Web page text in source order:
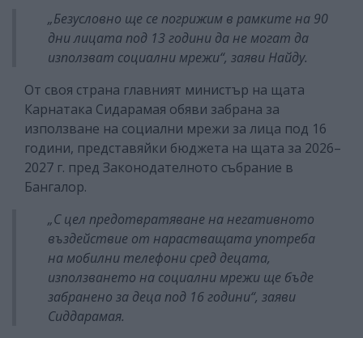
„Безусловно ще се погрижим в рамките на 90
дни лицата под 13 години да не могат да
използват социални мрежи“, заяви Найду.
От своя страна главният министър на щата
Карнатака Сидарамая обяви забрана за
използване на социални мрежи за лица под 16
години, представяйки бюджета на щата за 2026–
2027 г. пред Законодателното събрание в
Бангалор.
„С цел предотвратяване на негативното
въздействие от нарастващата употреба
на мобилни телефони сред децата,
използването на социални мрежи ще бъде
забранено за деца под 16 години“, заяви
Сиддарамая.